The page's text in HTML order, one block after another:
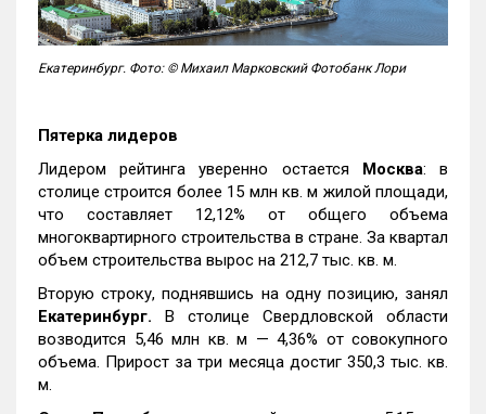
Екатеринбург. Фото: © Михаил Марковский Фотобанк Лори
Пятерка лидеров
Лидером рейтинга уверенно остается Москва: в
столице строится более 15 млн кв. м жилой площади,
что составляет 12,12% от общего объема
многоквартирного строительства в стране. За квартал
объем строительства вырос на 212,7 тыс. кв. м.
Вторую строку, поднявшись на одну позицию, занял
Екатеринбург. В столице Свердловской области
возводится 5,46 млн кв. м — 4,36% от совокупного
объема. Прирост за три месяца достиг 350,3 тыс. кв.
м.